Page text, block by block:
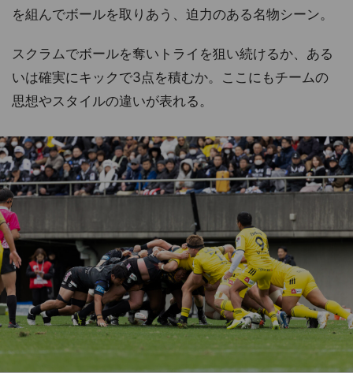
を組んでボールを取りあう、迫力のある名物シーン。
スクラムでボールを奪いトライを狙い続けるか、ある
いは確実にキックで3点を積むか。ここにもチームの
思想やスタイルの違いが表れる。